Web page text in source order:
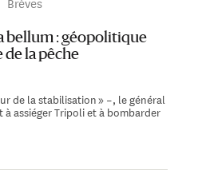
bellum : géopolitique
la pêche
de la stabilisation » –, le général
assiéger Tripoli et à bombarder